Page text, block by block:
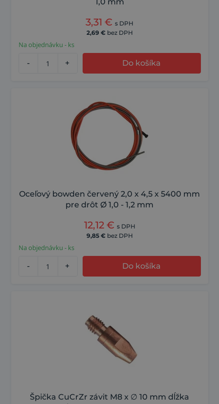
3,31 € s DPH
2,69 € bez DPH
Na objednávku - ks
- + Do košíka
Oceľový bowden červený 2,0 x 4,5 x 5400 mm
pre drôt Ø 1,0 - 1,2 mm
12,12 € s DPH
9,85 € bez DPH
Na objednávku - ks
- + Do košíka
Špička CuCrZr závit M8 x ∅ 10 mm dĺžka